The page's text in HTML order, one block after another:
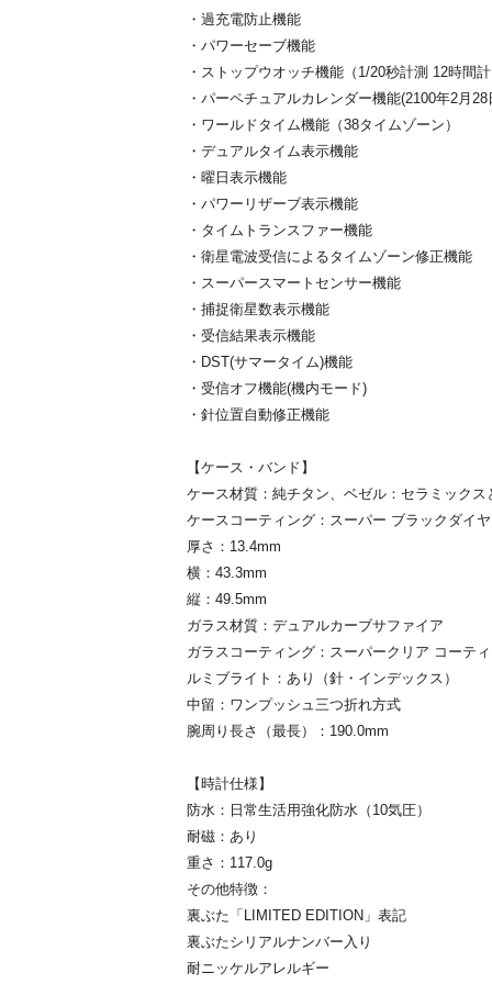
・過充電防止機能
・パワーセーブ機能
・ストップウオッチ機能（1/20秒計測 12時間計
・パーペチュアルカレンダー機能(2100年2月28
・ワールドタイム機能（38タイムゾーン）
・デュアルタイム表示機能
・曜日表示機能
・パワーリザーブ表示機能
・タイムトランスファー機能
・衛星電波受信によるタイムゾーン修正機能
・スーパースマートセンサー機能
・捕捉衛星数表示機能
・受信結果表示機能
・DST(サマータイム)機能
・受信オフ機能(機内モード)
・針位置自動修正機能
【ケース・バンド】
ケース材質：純チタン、ベゼル：セラミックス
ケースコーティング：スーパー ブラックダイ
厚さ：13.4mm
横：43.3mm
縦：49.5mm
ガラス材質：デュアルカーブサファイア
ガラスコーティング：スーパークリア コーテ
ルミブライト：あり（針・インデックス）
中留：ワンプッシュ三つ折れ方式
腕周り長さ（最長）：190.0mm
【時計仕様】
防水：日常生活用強化防水（10気圧）
耐磁：あり
重さ：117.0g
その他特徴：
裏ぶた「LIMITED EDITION」表記
裏ぶたシリアルナンバー入り
耐ニッケルアレルギー